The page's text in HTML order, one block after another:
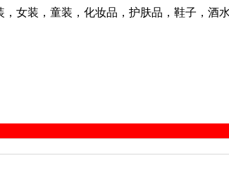
女装，童装，化妆品，护肤品，鞋子，酒